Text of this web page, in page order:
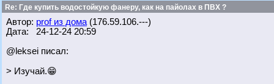
Re: Где купить водостойкую фанеру, как на пайолах в ПВХ ?
Автор: prof из дома (176.59.106.---)
Дата: 24-12-24 20:59
@leksei писал:
> Изучай.😁